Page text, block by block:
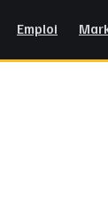
Emploi